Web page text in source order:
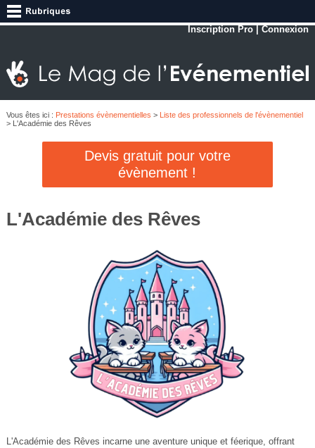
Inscription Pro |Connexion
Vous êtes ici : Prestations évènementielles >
Liste des professionnels de l'évènementiel
> L'Académie des Rêves
Devis gratuit pour votre
évènement !
L'Académie des Rêves
L'Académie des Rêves incarne une aventure unique et féerique, offrant